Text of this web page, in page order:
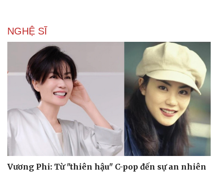
NGHỆ SĨ
Vương Phi: Từ "thiên hậu" C-pop đến sự an nhiên